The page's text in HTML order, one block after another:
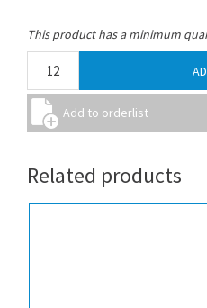
This product has a minimum
Related products